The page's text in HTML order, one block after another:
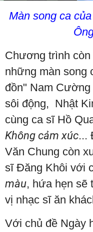
Màn song ca
Chương trình
những màn song
đồn" Nam
sôi động, Nhật
cùng ca sĩ Hồ
Không cảm xúc...
Văn Chung còn
sĩ Đăng Khôi với
màu, hứa hẹn sẽ
vị nhạc sĩ ăn
Với chủ đề Ngày